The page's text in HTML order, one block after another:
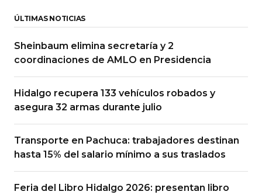
ÚLTIMAS NOTICIAS
Sheinbaum elimina secretaría y 2
coordinaciones de AMLO en Presidencia
Hidalgo recupera 133 vehículos robados y
asegura 32 armas durante julio
Transporte en Pachuca: trabajadores destinan
hasta 15% del salario mínimo a sus traslados
Feria del Libro Hidalgo 2026: presentan libro